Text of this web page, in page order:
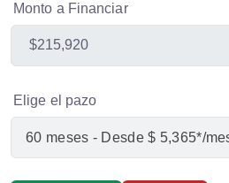
Monto a Financiar
Elige el pazo